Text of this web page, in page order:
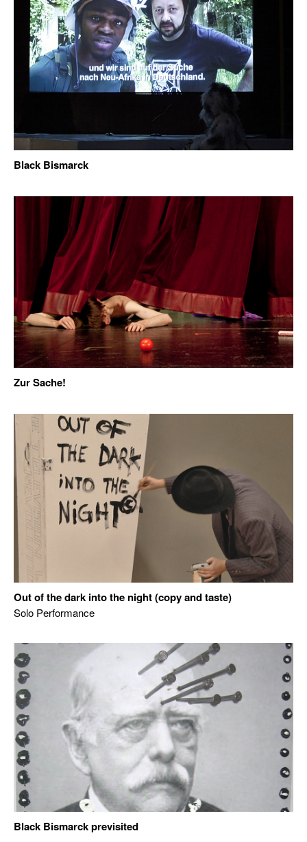
Black Bismarck
Zur Sache!
Out of the dark into the night (copy and taste)
Solo Performance
Black Bismarck previsited